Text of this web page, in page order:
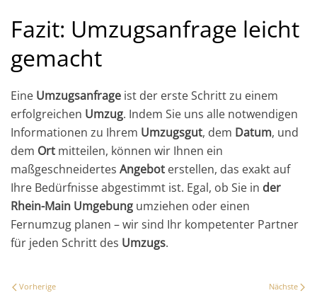
Fazit: Umzugsanfrage leicht
gemacht
Eine Umzugsanfrage ist der erste Schritt zu einem
erfolgreichen Umzug. Indem Sie uns alle notwendigen
Informationen zu Ihrem Umzugsgut, dem Datum, und
dem Ort mitteilen, können wir Ihnen ein
maßgeschneidertes Angebot erstellen, das exakt auf
Ihre Bedürfnisse abgestimmt ist. Egal, ob Sie in der
Rhein-Main Umgebung umziehen oder einen
Fernumzug planen – wir sind Ihr kompetenter Partner
für jeden Schritt des Umzugs.
Vorherige Nächste